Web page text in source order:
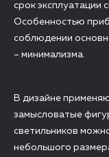
срок эксплуатации
Особенностью
соблюдении
– минимализма.
В дизайне
замысловатые
светильников
небольшого